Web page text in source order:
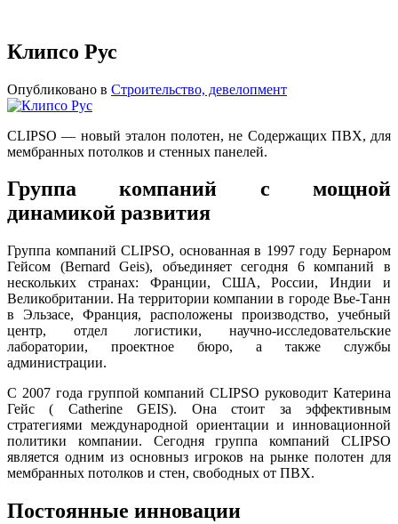
Клипсо Рус
Опубликовано в Строительство, девелопмент
CLIPSO — новый эталон полотен, не Cодержащих ПВХ, для
мембранных потолков и стенных панелей.
Группа компаний с мощной
динамикой развития
Группа компаний CLIPSO, основанная в 1997 году Бернаром
Гейсом (Bernard Geis), объединяет сегодня 6 компаний в
нескольких странах: Франции, США, России, Индии и
Великобритании. На территории компании в городе Вье-Танн
в Эльзасе, Франция, расположены производство, учебный
центр, отдел логистики, научно-исследовательские
лаборатории, проектное бюро, а также службы
администрации.
С 2007 года группой компаний CLIPSO руководит Катерина
Гейс ( Catherine GEIS). Она стоит за эффективным
стратегиями международной ориентации и инновационной
политики компании. Сегодня группа компаний CLIPSO
является одним из основныз игроков на рынке полотен для
мембранных потолков и стен, свободных от ПВХ.
Постоянные инновации